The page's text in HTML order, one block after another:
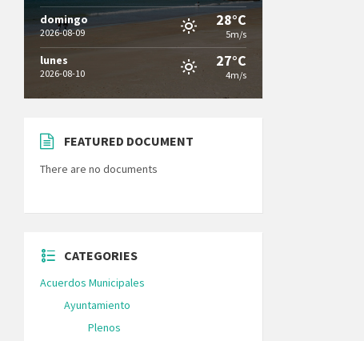
domingo
2026-08-09
28°C
5m/s
lunes
2026-08-10
27°C
4m/s
FEATURED DOCUMENT
There are no documents
CATEGORIES
Acuerdos Municipales
Ayuntamiento
Plenos